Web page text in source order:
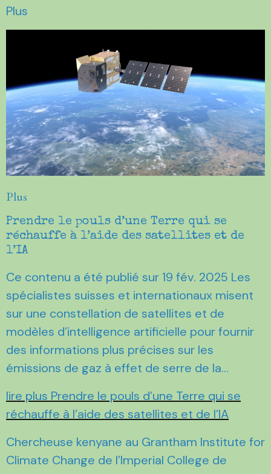
Plus
Plus
Prendre le pouls d’une Terre qui se
réchauffe à l’aide des satellites et de
l’IA
Ce contenu a été publié sur 19 fév. 2025 Les
spécialistes suisses et internationaux misent
sur une constellation de satellites et de
modèles d’intelligence artificielle pour fournir
des informations plus précises sur les
émissions de gaz à effet de serre de la…
lire plus Prendre le pouls d’une Terre qui se
réchauffe à l’aide des satellites et de l’IA
Chercheuse kenyane au Grantham Institute for
Climate Change de l’Imperial College de